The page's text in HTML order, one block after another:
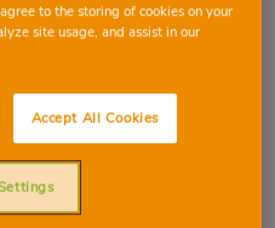
to the storing of cookies on your
site usage, and assist in our
Accept All Cookies